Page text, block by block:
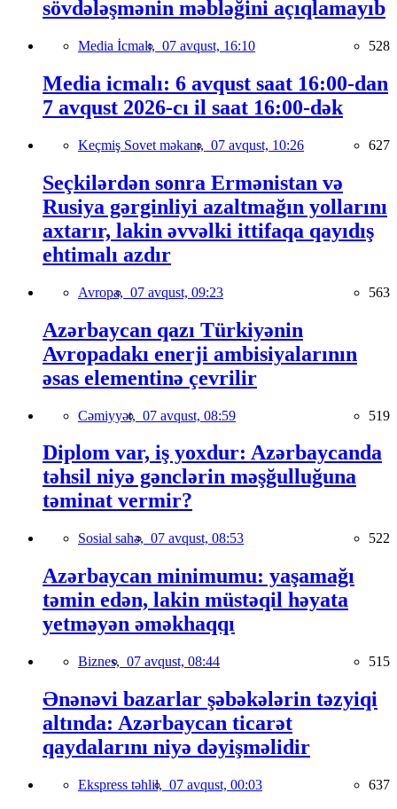
sövdələşmənin məbləğini açıqlamayıb
Media İcmalı, 07 avqust, 16:10 528
Media icmalı: 6 avqust saat 16:00-dan
7 avqust 2026-cı il saat 16:00-dək
Keçmiş Sovet məkanı, 07 avqust, 10:26 627
Seçkilərdən sonra Ermənistan və
Rusiya gərginliyi azaltmağın yollarını
axtarır, lakin əvvəlki ittifaqa qayıdış
ehtimalı azdır
Avropa, 07 avqust, 09:23 563
Azərbaycan qazı Türkiyənin
Avropadakı enerji ambisiyalarının
əsas elementinə çevrilir
Cəmiyyət, 07 avqust, 08:59 519
Diplom var, iş yoxdur: Azərbaycanda
təhsil niyə gənclərin məşğulluğuna
təminat vermir?
Sosial sahə, 07 avqust, 08:53 522
Azərbaycan minimumu: yaşamağı
təmin edən, lakin müstəqil həyata
yetməyən əməkhaqqı
Biznes, 07 avqust, 08:44 515
Ənənəvi bazarlar şəbəkələrin təzyiqi
altında: Azərbaycan ticarət
qaydalarını niyə dəyişməlidir
Ekspress təhlil, 07 avqust, 00:03 637